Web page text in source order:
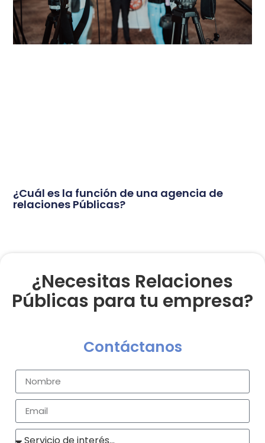
¿Cuál es la función de una agencia de
relaciones Públicas?
¿Necesitas Relaciones
Públicas para tu empresa?
Contáctanos